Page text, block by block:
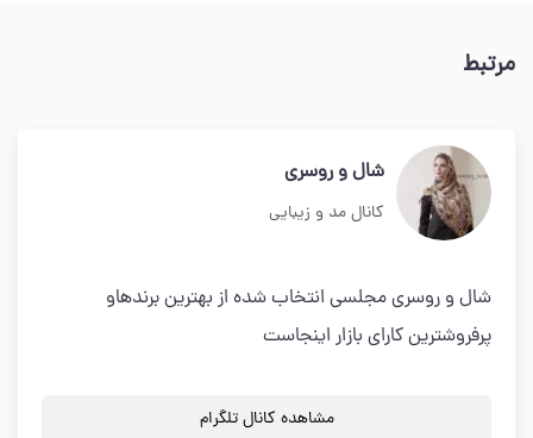
مرتبط
شال و روسری
کانال مد و زیبایی
شال و روسری مجلسی انتخاب شده از بهترین برندهاو
پرفروشترین کارای بازار اینجاست
مشاهده کانال تلگرام